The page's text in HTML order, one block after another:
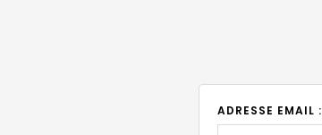
ADRESSE EMAIL :